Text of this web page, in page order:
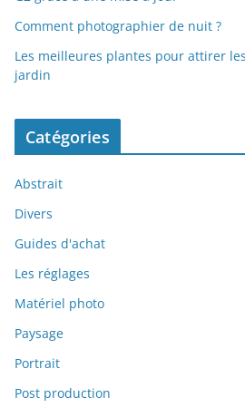
Comment photographier de nuit ?
Les meilleures plantes pour attirer
jardin
Catégories
Abstrait
Divers
Guides d'achat
Les réglages
Matériel photo
Paysage
Portrait
Post production